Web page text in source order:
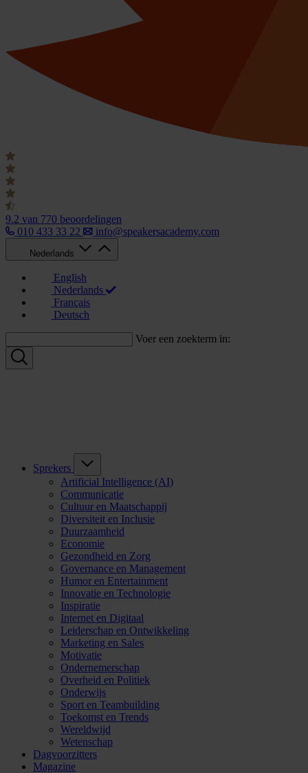
9.2 van 770 beoordelingen
010 433 33 22
info@speakersacademy.com
Nederlands
English
Nederlands
Français
Deutsch
Voer een zoekterm in:
Sprekers
Artificial Intelligence (AI)
Communicatie
Cultuur en Maatschappij
Diversiteit en Inclusie
Duurzaamheid
Economie
Gezondheid en Zorg
Governance en Management
Humor en Entertainment
Innovatie en Technologie
Inspiratie
Internet en Digitaal
Leiderschap en Ontwikkeling
Marketing en Sales
Motivatie
Ondernemerschap
Overheid en Politiek
Onderwijs
Sport en Teambuilding
Toekomst en Trends
Wereldwijd
Wetenschap
Dagvoorzitters
Magazine